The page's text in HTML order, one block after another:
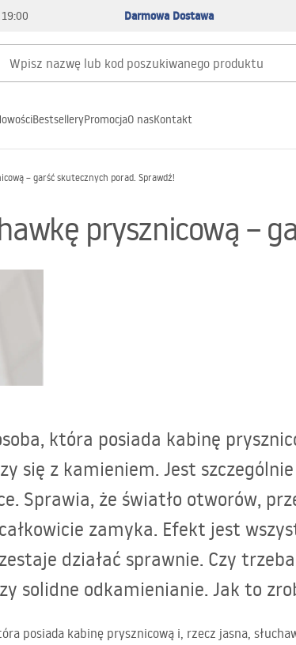
Darmowa Dostawa
BestselleryPromocjaO nasKontakt
– garść skutecznych porad. Sprawdź!
prysznicową –
która posiada kabinę
się z kamieniem. Jest
Sprawia, że światło otworów,
zamyka. Efekt jest
działać sprawnie. Czy
solidne odkamienianie. Jak to
posiada kabinę prysznicową i, rzecz jasna,